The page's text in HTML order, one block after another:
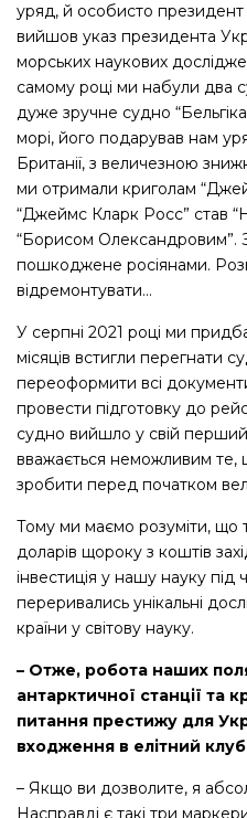
уряд, й особисто
вийшов указ президента
морських наукових
самому році ми набули два
дуже зручне судно
морі, його подарував нам
Британії, з величезною
ми отримали криголам
“Джеймс Кларк Росс” став
“Борисом Олександровим”.
пошкоджене росіянами.
відремонтувати…
У серпні 2021 році ми
місяців встигли перегнати
переоформити всі
провести підготовку до
судно вийшло у свій перший
вважається неможливим
зробити перед початком
Тому ми маємо розуміти, що
доларів щороку з коштів
інвестиція у нашу науку під
переривались унікальні
країни у світову науку.
– Отже, робота наших
антарктичної станції та
питання престижу для
входження в елітний
– Якщо ви дозволите, я